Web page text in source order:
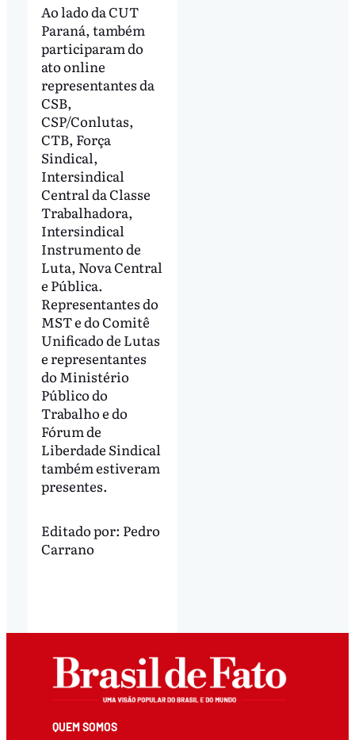
Ao lado da CUT
Paraná, também
participaram do
ato online
representantes da
CSB,
CSP/Conlutas,
CTB, Força
Sindical,
Intersindical
Central da Classe
Trabalhadora,
Intersindical
Instrumento de
Luta, Nova Central
e Pública.
Representantes do
MST e do Comitê
Unificado de Lutas
e representantes
do Ministério
Público do
Trabalho e do
Fórum de
Liberdade Sindical
também estiveram
presentes.
Editado por: Pedro
Carrano
QUEM SOMOS